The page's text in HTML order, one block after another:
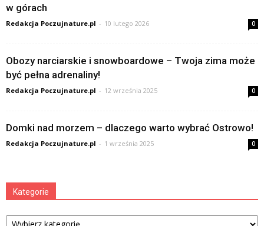
w górach
Redakcja Poczujnature.pl - 10 lutego 2026 0
Obozy narciarskie i snowboardowe – Twoja zima może
być pełna adrenaliny!
Redakcja Poczujnature.pl - 12 września 2025 0
Domki nad morzem – dlaczego warto wybrać Ostrowo!
Redakcja Poczujnature.pl - 1 września 2025 0
Kategorie
Kategorie